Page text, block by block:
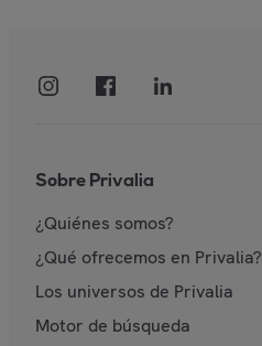
Sobre Privalia
¿Quiénes somos?
¿Qué ofrecemos en Privalia?
Los universos de Privalia
Motor de búsqueda